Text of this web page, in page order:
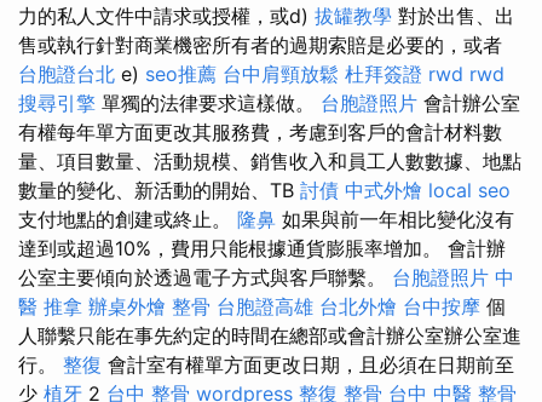
力的私人文件中請求或授權，或d) 拔罐教學 對於出售、出
售或執行針對商業機密所有者的過期索賠是必要的，或者
台胞證台北 e) seo推薦 台中肩頸放鬆 杜拜簽證 rwd rwd
搜尋引擎 單獨的法律要求這樣做。 台胞證照片 會計辦公室
有權每年單方面更改其服務費，考慮到客戶的會計材料數
量、項目數量、活動規模、銷售收入和員工人數數據、地點
數量的變化、新活動的開始、TB 討債 中式外燴 local seo
支付地點的創建或終止。 隆鼻 如果與前一年相比變化沒有
達到或超過10%，費用只能根據通貨膨脹率增加。 會計辦
公室主要傾向於透過電子方式與客戶聯繫。 台胞證照片 中
醫 推拿 辦桌外燴 整骨 台胞證高雄 台北外燴 台中按摩 個
人聯繫只能在事先約定的時間在總部或會計辦公室辦公室進
行。 整復 會計室有權單方面更改日期，且必須在日期前至
少 植牙 2 台中 整骨 wordpress 整復 整骨 台中 中醫 整骨